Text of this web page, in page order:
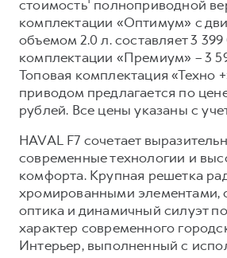
POER
от 3 449 000 ₽
Корпоративным клиентам
Крупным корпоративным
Система управления
Сервис для корпоративных
HAVAL Лизинг
АКСЕССУАРЫ HAVAL
Автомобильные аксессуары
Коллекция CITY
Коллекция Базовая
Программа «HAVAL Защита+»
Руководства по эксплуатации
Подписки
АКСЕССУАРЫ HAVAL
Автомобильные аксессуары
Коллекция CITY
Коллекция Базовая
Коллекция Детская
стоимость¹ полноприводной
комплектации «Оптимум» с
объемом 2.0 л. составляет 3
комплектации «Премиум» – 3
Топовая комплектация «Техно
приводом предлагается по
рублей. Все цены указаны с
HAVAL F7 сочетает
современные технологии и
комфорта. Крупная решетка
хромированными элементами,
оптика и динамичный силуэт
характер современного
Интерьер, выполненный с